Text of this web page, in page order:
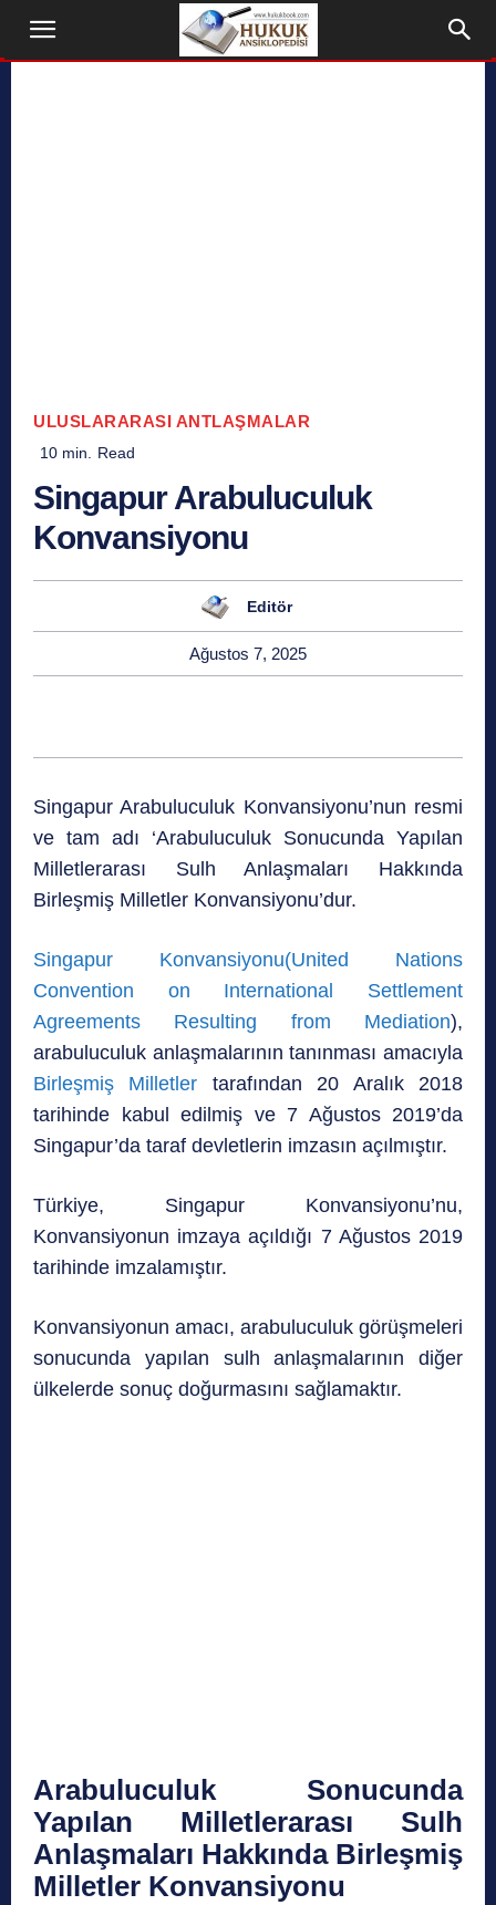
ULUSLARARASI ANTLAŞMALAR
10 min. Read
Singapur Arabuluculuk
Konvansiyonu
Editör
Ağustos 7, 2025
Singapur Arabuluculuk Konvansiyonu’nun resmi
ve tam adı ‘Arabuluculuk Sonucunda Yapılan
Milletlerarası Sulh Anlaşmaları Hakkında
Birleşmiş Milletler Konvansiyonu’dur.
Singapur Konvansiyonu(United Nations
Convention on International Settlement
Agreements Resulting from Mediation),
arabuluculuk anlaşmalarının tanınması amacıyla
Birleşmiş Milletler tarafından 20 Aralık 2018
tarihinde kabul edilmiş ve 7 Ağustos 2019’da
Singapur’da taraf devletlerin imzasın açılmıştır.
Türkiye, Singapur Konvansiyonu’nu,
Konvansiyonun imzaya açıldığı 7 Ağustos 2019
tarihinde imzalamıştır.
Konvansiyonun amacı, arabuluculuk görüşmeleri
sonucunda yapılan sulh anlaşmalarının diğer
ülkelerde sonuç doğurmasını sağlamaktır.
Arabuluculuk Sonucunda
Yapılan Milletlerarası Sulh
Anlaşmaları Hakkında Birleşmiş
Milletler Konvansiyonu